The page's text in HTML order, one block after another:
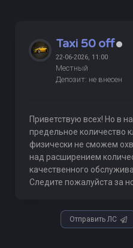
Taxi 50 off
22-06-2026, 11:00
Местный
Депозит: не внесен
Приветствую всех! Но в
предельное количество
физически не сможем
над расширением
качественного
Следите пожалуйста за
Отправить ЛС